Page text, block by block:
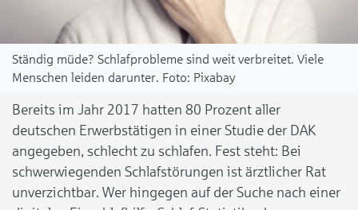
Ständig müde? Schlafprobleme sind weit verbreitet. Viele
Menschen leiden darunter.
Pixabay
Bereits im Jahr 2017 hatten 80 Prozent aller
deutschen Erwerbstätigen in einer Studie der DAK
angegeben, schlecht zu schlafen. Fest steht: Bei
schwerwiegenden Schlafstörungen ist ärztlicher Rat
unverzichtbar. Wer hingegen auf der Suche nach einer